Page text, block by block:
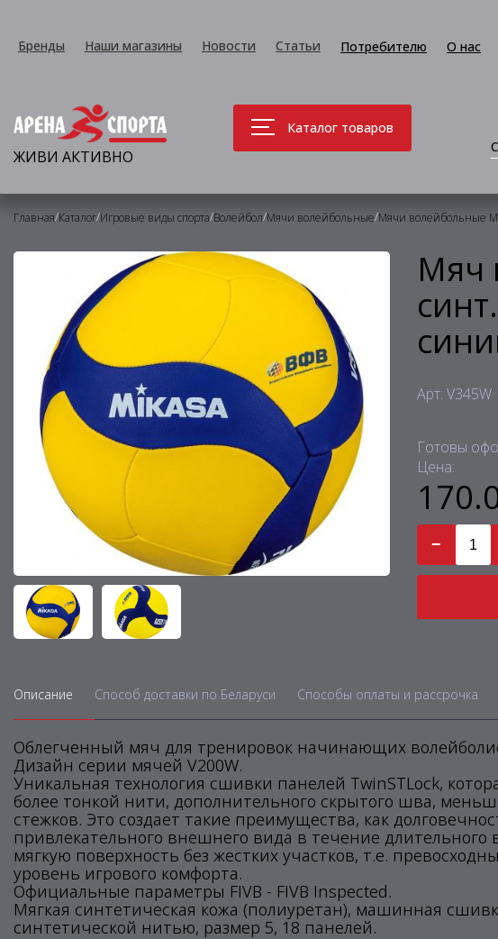
Бренды Наши магазины Новости Статьи Потребителю О нас
ЖИВИ АКТИВНО
Каталог товаров
Главная/Каталог/Игровые виды спорта/Волейбол/Мячи волейбольные/Мячи волейбольные
Мяч
Арт: V345W
Готовы
Цена:
−
Описание Способ доставки по Беларуси Способы оплаты и рассрочка
Облегченный мяч для тренировок начинающих
Дизайн серии мячей V200W.
Уникальная технология сшивки панелей TwinSTLock,
более тонкой нити, дополнительного скрытого шва,
стежков. Это создает такие преимущества, как
привлекательного внешнего вида в течение
мягкую поверхность без жестких участков, т.е.
уровень игрового комфорта.
Официальные параметры FIVB - FIVB Inspected.
Мягкая синтетическая кожа (полиуретан), машинная
синтетической нитью, размер 5, 18 панелей.